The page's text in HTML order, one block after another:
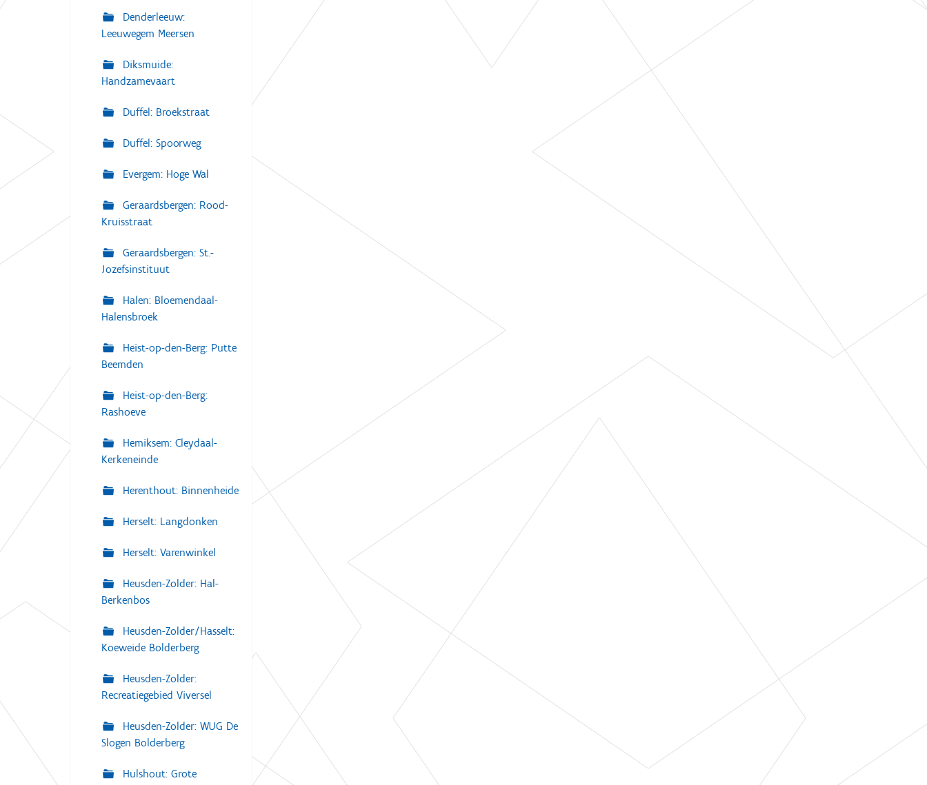
Denderleeuw:
Leeuwegem Meersen
Diksmuide:
Handzamevaart
Duffel: Broekstraat
Duffel: Spoorweg
Evergem: Hoge Wal
Geraardsbergen: Rood-
Kruisstraat
Geraardsbergen: St.-
Jozefsinstituut
Halen: Bloemendaal-
Halensbroek
Heist-op-den-Berg: Putte
Beemden
Heist-op-den-Berg:
Rashoeve
Hemiksem: Cleydaal-
Kerkeneinde
Herenthout: Binnenheide
Herselt: Langdonken
Herselt: Varenwinkel
Heusden-Zolder: Hal-
Berkenbos
Heusden-Zolder/Hasselt:
Koeweide Bolderberg
Heusden-Zolder:
Recreatiegebied Viversel
Heusden-Zolder: WUG De
Slogen Bolderberg
Hulshout: Grote